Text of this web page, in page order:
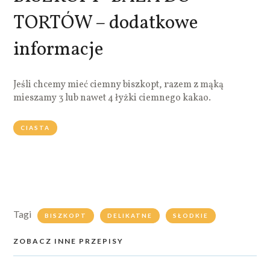
TORTÓW – dodatkowe
informacje
Jeśli chcemy mieć ciemny biszkopt, razem z mąką
mieszamy 3 lub nawet 4 łyżki ciemnego kakao.
CIASTA
Tagi BISZKOPT DELIKATNE SŁODKIE
ZOBACZ INNE PRZEPISY